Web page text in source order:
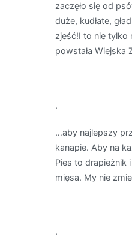
zaczęło się od
duże, kudłate,
zjeść!I to nie tylko
powstała Wiejska
.
…aby najlepszy
kanapie. Aby na
Pies to drapieżnik
mięsa. My nie
.